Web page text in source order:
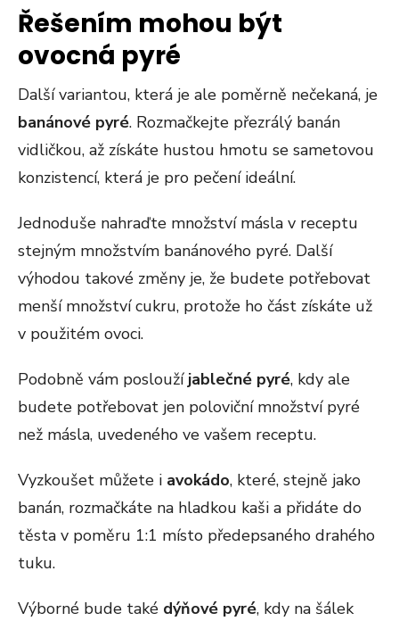
Řešením mohou být
ovocná pyré
Další variantou, která je ale poměrně nečekaná, je
banánové pyré. Rozmačkejte přezrálý banán
vidličkou, až získáte hustou hmotu se sametovou
konzistencí, která je pro pečení ideální.
Jednoduše nahraďte množství másla v receptu
stejným množstvím banánového pyré. Další
výhodou takové změny je, že budete potřebovat
menší množství cukru, protože ho část získáte už
v použitém ovoci.
Podobně vám posloužíjablečné pyré, kdy ale
budete potřebovat jen poloviční množství pyré
než másla, uvedeného ve vašem receptu.
Vyzkoušet můžete i avokádo, které, stejně jako
banán, rozmačkáte na hladkou kaši a přidáte do
těsta v poměru 1:1 místo předepsaného drahého
tuku.
Výborné bude také dýňové pyré, kdy na šálek